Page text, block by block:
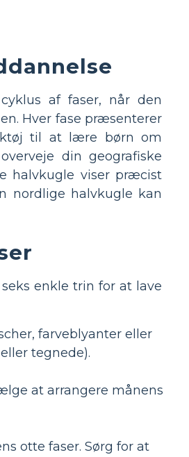
af faser, når den
Hver fase præsenterer
til at lære børn om
din geografiske
halvkugle viser præcist
nordlige halvkugle kan
enkle trin for at lave
farveblyanter eller
tegnede).
at arrangere månens
otte faser. Sørg for at